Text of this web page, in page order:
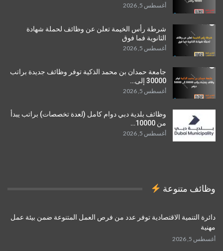
أغسطس 5, 2026
شرطة رأس الخيمة تعلن عن وظائف لحملة شهادة
الثانوية فما فوق
أغسطس 5, 2026
جامعة حمدان بن محمد الذكية توفر وظائف جديدة براتب
30000 إلى…
أغسطس 5, 2026
وظائف بلدية دبي دوام كامل (لعدة تخصصات) براتب يبدأ
من 10000…
أغسطس 5, 2026
وظائف متنوعة
دائرة التنمية الاقتصادية توفر عدد من فرص العمل المتنوعة ضمن بيئة عمل
مهنية
أغسطس 5, 2026